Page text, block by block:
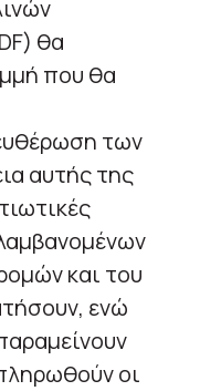
θα
που θα
των
αυτής της
και του
ενώ
οι